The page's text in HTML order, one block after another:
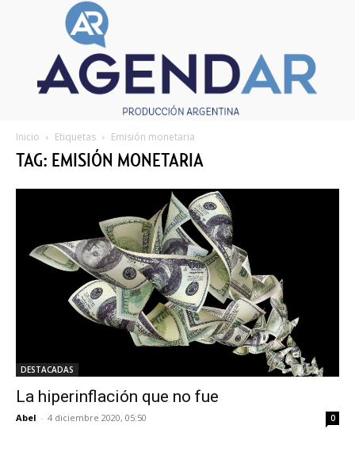
Inicio Etiquetas Emisión monetaria
TAG: EMISIÓN MONETARIA
DESTACADAS
La hiperinflación que no fue
Abel - 4 diciembre 2020, 05:50 0